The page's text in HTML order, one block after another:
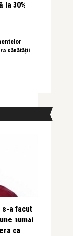
la 30%
sănătății
s-a facut
numai
ca